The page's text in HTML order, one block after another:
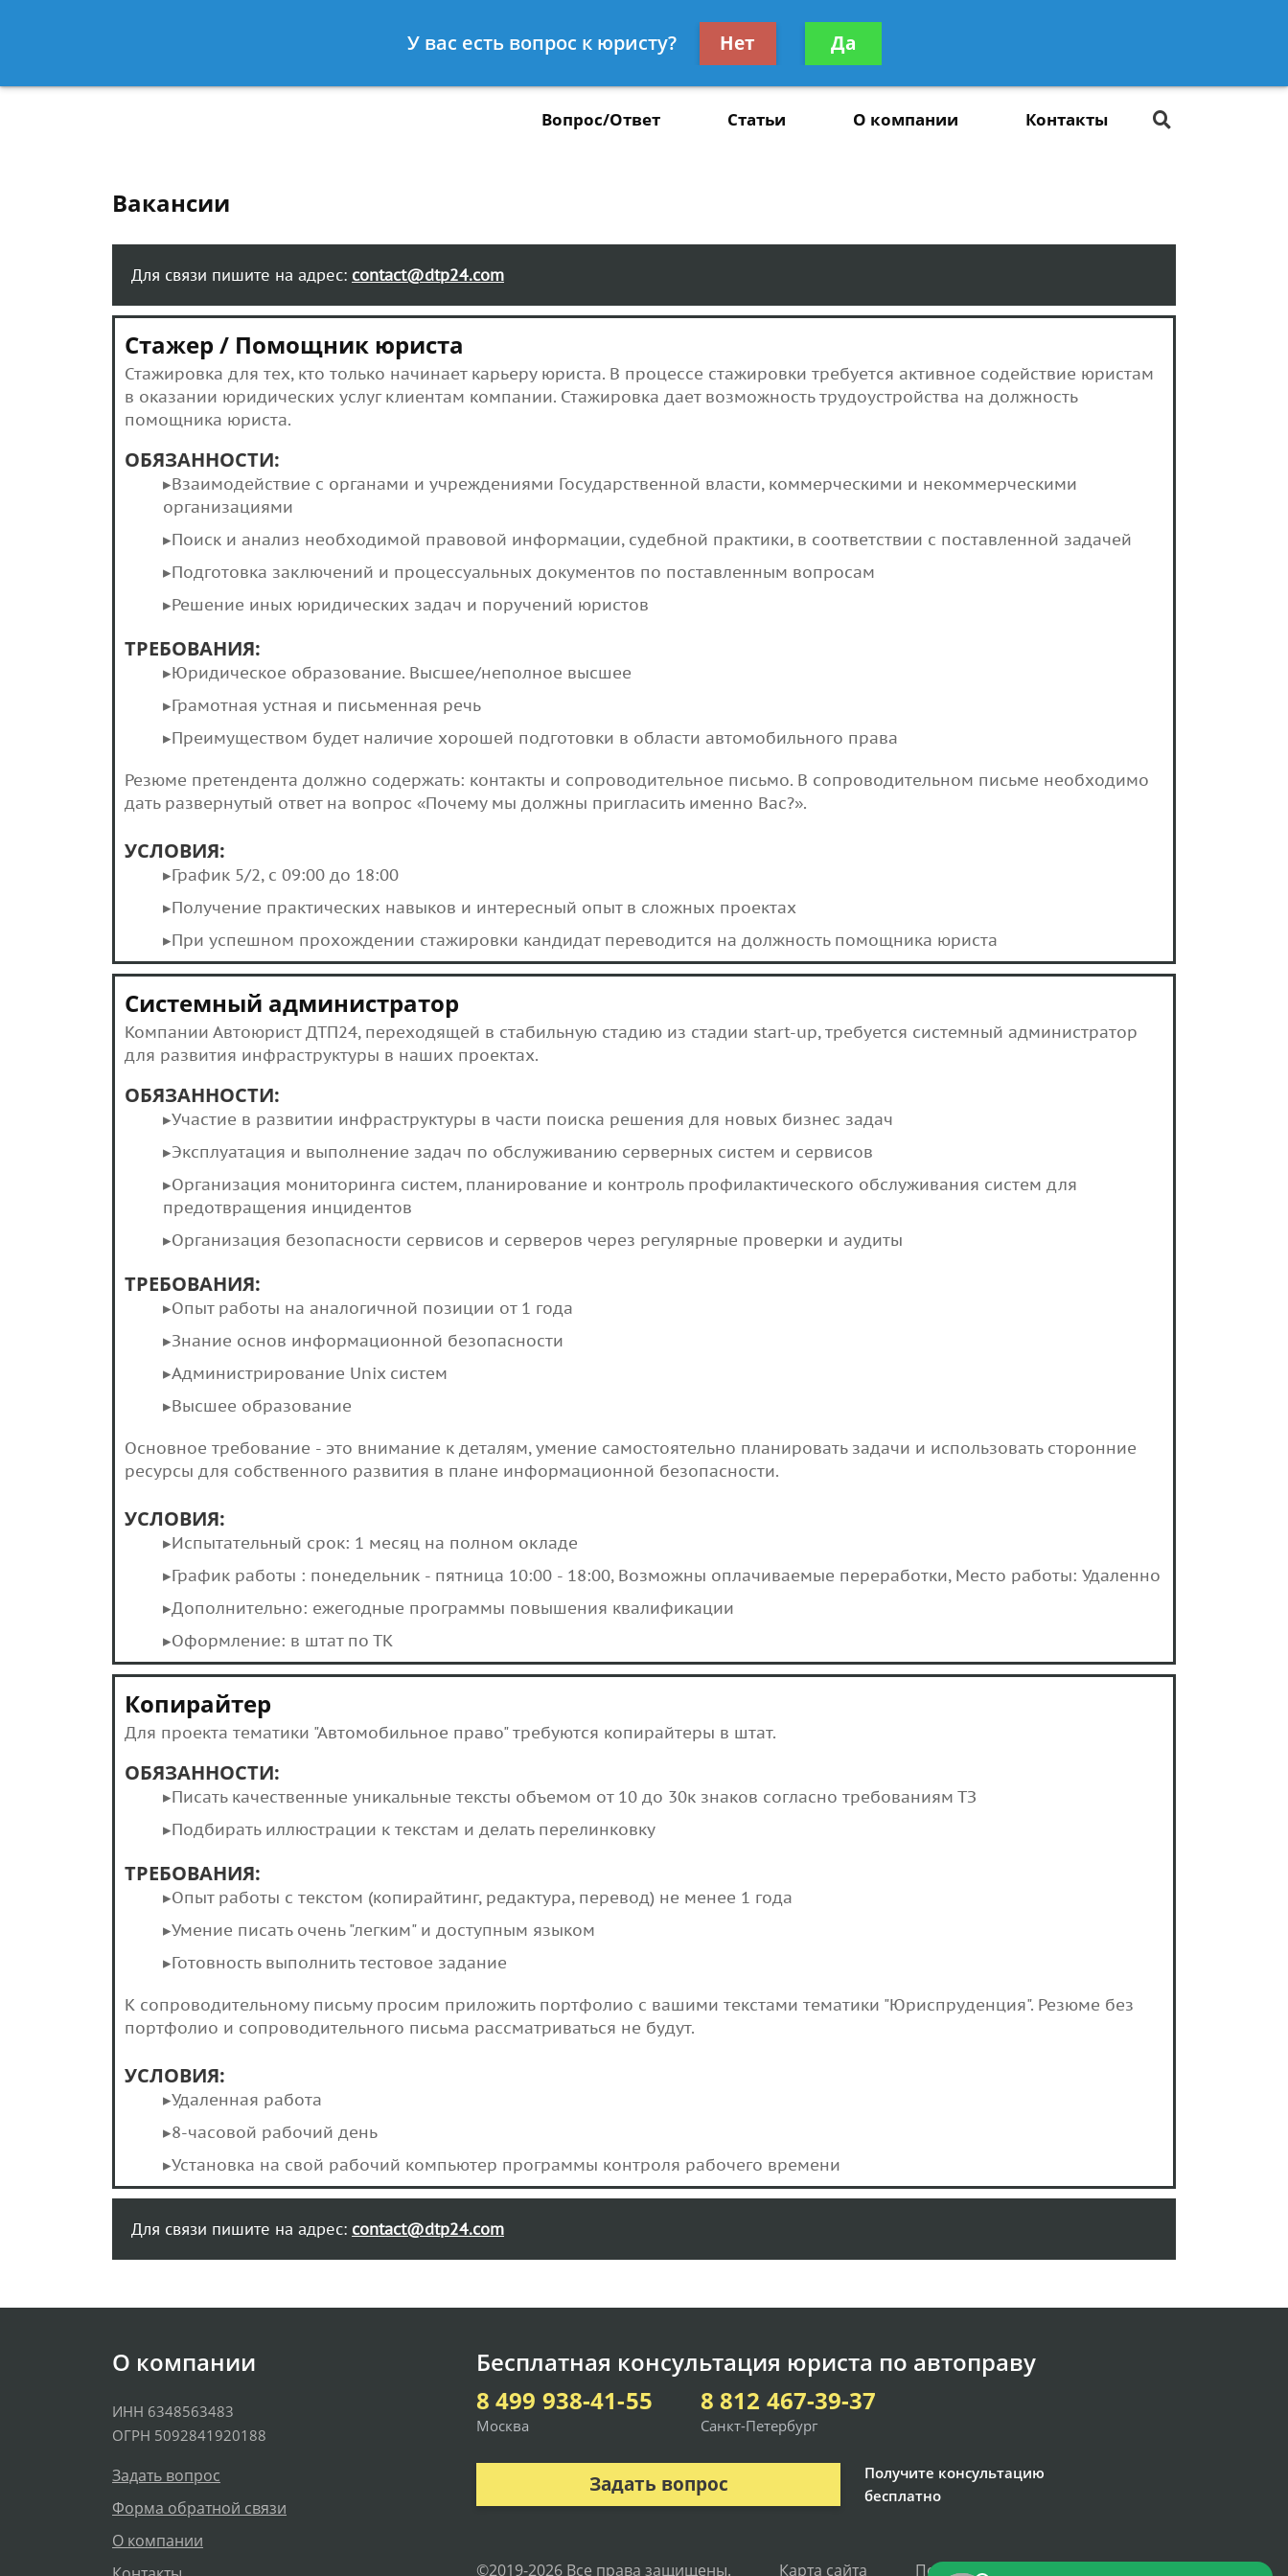
8 812 467-39-37
Получите консультацию
бесплатно
Вопрос/Ответ Статьи О компании Контакты
Вакансии
Для связи пишите на адрес: contact@dtp24.com
Стажер / Помощник юриста
Стажировка для тех, кто только начинает карьеру юриста. В процессе стажировки требуется активное содействие юристам
в оказании юридических услуг клиентам компании. Стажировка дает возможность трудоустройства на должность
помощника юриста.
ОБЯЗАННОСТИ:
▸Взаимодействие с органами и учреждениями Государственной власти, коммерческими и некоммерческими
организациями
▸Поиск и анализ необходимой правовой информации, судебной практики, в соответствии с поставленной задачей
▸Подготовка заключений и процессуальных документов по поставленным вопросам
▸Решение иных юридических задач и поручений юристов
ТРЕБОВАНИЯ:
▸Юридическое образование. Высшее/неполное высшее
▸Грамотная устная и письменная речь
▸Преимуществом будет наличие хорошей подготовки в области автомобильного права
Резюме претендента должно содержать: контакты и сопроводительное письмо. В сопроводительном письме необходимо
дать развернутый ответ на вопрос «Почему мы должны пригласить именно Вас?».
УСЛОВИЯ:
▸График 5/2, с 09:00 до 18:00
▸Получение практических навыков и интересный опыт в сложных проектах
▸При успешном прохождении стажировки кандидат переводится на должность помощника юриста
Системный администратор
Компании Автоюрист ДТП24, переходящей в стабильную стадию из стадии start-up, требуется системный администратор
для развития инфраструктуры в наших проектах.
ОБЯЗАННОСТИ:
▸Участие в развитии инфраструктуры в части поиска решения для новых бизнес задач
▸Эксплуатация и выполнение задач по обслуживанию серверных систем и сервисов
▸Организация мониторинга систем, планирование и контроль профилактического обслуживания систем для
предотвращения инцидентов
▸Организация безопасности сервисов и серверов через регулярные проверки и аудиты
ТРЕБОВАНИЯ:
▸Опыт работы на аналогичной позиции от 1 года
▸Знание основ информационной безопасности
▸Администрирование Unix систем
▸Высшее образование
Основное требование - это внимание к деталям, умение самостоятельно планировать задачи и использовать сторонние
ресурсы для собственного развития в плане информационной безопасности.
УСЛОВИЯ:
▸Испытательный срок: 1 месяц на полном окладе
▸График работы : понедельник - пятница 10:00 - 18:00, Возможны оплачиваемые переработки, Место работы: Удаленно
▸Дополнительно: ежегодные программы повышения квалификации
▸Оформление: в штат по ТК
Копирайтер
Для проекта тематики "Автомобильное право" требуются копирайтеры в штат.
ОБЯЗАННОСТИ:
▸Писать качественные уникальные тексты объемом от 10 до 30к знаков согласно требованиям ТЗ
▸Подбирать иллюстрации к текстам и делать перелинковку
ТРЕБОВАНИЯ:
▸Опыт работы с текстом (копирайтинг, редактура, перевод) не менее 1 года
▸Умение писать очень "легким" и доступным языком
▸Готовность выполнить тестовое задание
К сопроводительному письму просим приложить портфолио с вашими текстами тематики "Юриспруденция". Резюме без
портфолио и сопроводительного письма рассматриваться не будут.
УСЛОВИЯ:
▸Удаленная работа
▸8-часовой рабочий день
▸Установка на свой рабочий компьютер программы контроля рабочего времени
Для связи пишите на адрес: contact@dtp24.com
О компании
ИНН 6348563483
ОГРН 5092841920188
Задать вопрос
Форма обратной связи
О компании
Бесплатная консультация юриста по автоправу
8 499 938-41-55
Москва
8 812 467-39-37
Санкт-Петербург
Задать вопрос
Получите консультацию
бесплатно
©2019-2026 Все права защищены. Карта сайта Политика персональных данных
У вас есть вопрос к юристу? Нет Да